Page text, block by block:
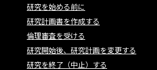
研究を始める前に
研究計画書を作成する
倫理審査を受ける
研究開始後、研究計画を変更する
研究を終了（中止）する